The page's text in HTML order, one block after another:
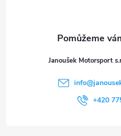
Janoušek Motorsport
info@
+420